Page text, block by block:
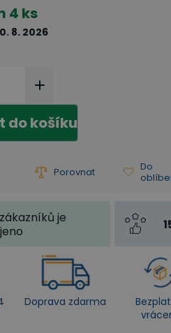
4 ks
8. 2026
do košíku
Porovnat
Do
zákazníků je
Doprava zdarma